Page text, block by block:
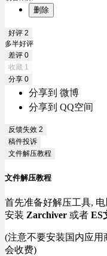
删除
好评 2
多半好评
差评 0
收藏 1
分享 0
分享到 微博
分享到 QQ空间
反馈失效 2
稿件投诉
文件解压教程
文件解压教程
首先准备好解压工具,
安装 Zarchiver 或者 ES
(注意不要安装国内应
会收费)